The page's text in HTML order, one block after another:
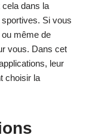
cela dans la
Si vous
même de
vous. Dans cet
leur
choisir la